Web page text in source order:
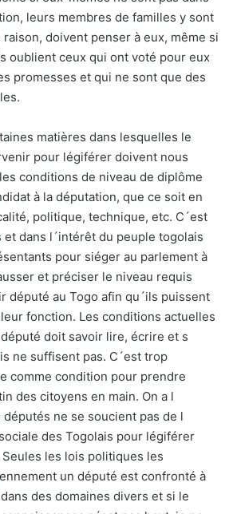
leurs membres de familles y sont
doivent penser à eux, même si
oublient ceux qui ont voté pour eux
promesses et qui ne sont que des
matières dans lesquelles le
pour légiférer doivent nous
conditions de niveau de diplôme
à la députation, que ce soit en
politique, technique, etc. C´est
et dans l´intérêt du peuple togolais
pour siéger au parlement à
et préciser le niveau requis
député au Togo afin qu´ils puissent
fonction. Les conditions actuelles
doit savoir lire, écrire et s
ne suffisent pas. C´est trop
comme condition pour prendre
des citoyens en main. On a l
députés ne se soucient pas de l
des Togolais pour légiférer
les lois politiques les
un député est confronté à
des domaines divers et si le